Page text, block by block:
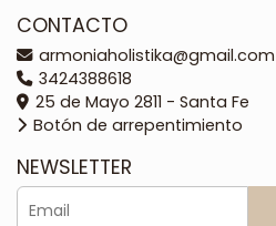
CONTACTO
armoniaholistika@gmail.com
3424388618
25 de Mayo 2811 - Santa Fe
Botón de arrepentimiento
NEWSLETTER